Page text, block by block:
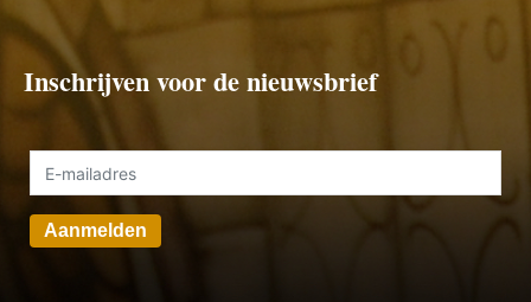
Inschrijven voor de nieuwsbrief
Aanmelden